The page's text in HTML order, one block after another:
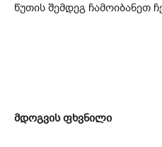
წუთის შემდეგ ჩამოიბანეთ
მდოგვის ფხვნილი